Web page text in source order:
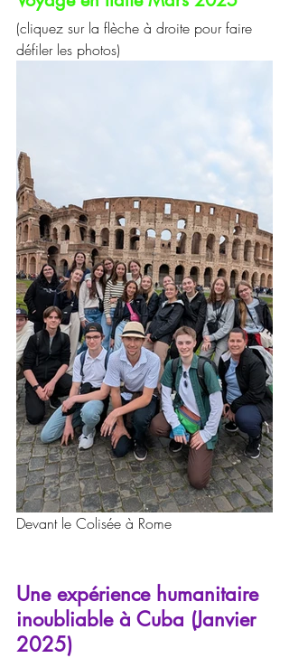
(cliquez sur la flèche à droite pour faire
défiler les photos)
Devant le Colisée à Rome
Une expérience humanitaire
inoubliable à Cuba (Janvier
2025)